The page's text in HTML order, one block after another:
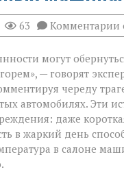
63 Комментарии к
в
могут
— говорят
череду
автомобилях. Эти
даже
в жаркий день
в салоне